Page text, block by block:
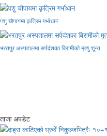
पशु चौपायमा कृत्रिम गर्भाधान
भरतपुर अस्पतालमा सर्पदंशका बिरामीको मृत्यु शून्य
ताजा अपडेट